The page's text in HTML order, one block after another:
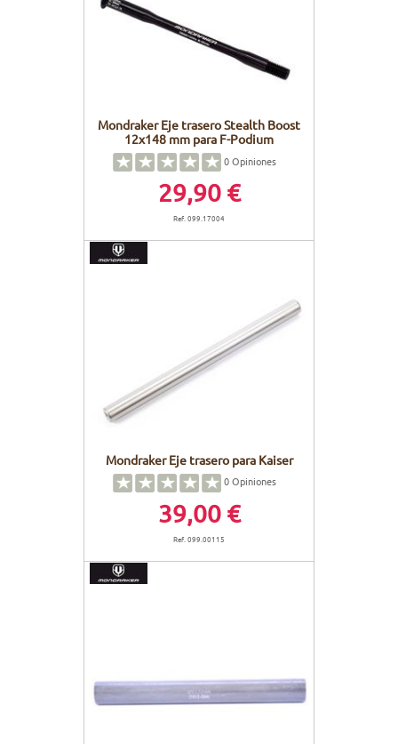
Mondraker Eje trasero Stealth Boost
12x148 mm para F-Podium
0Opiniones
29,90 €
Ref. 099.17004
Mondraker Eje trasero para Kaiser
0Opiniones
39,00 €
Ref. 099.00115